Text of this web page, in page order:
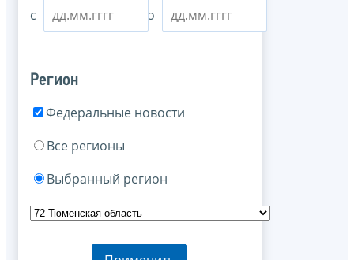
с по
Регион
Федеральные новости
Все регионы
Выбранный регион